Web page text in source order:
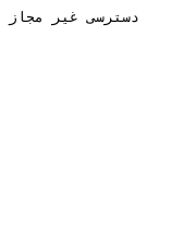
دسترسی غیر مجاز